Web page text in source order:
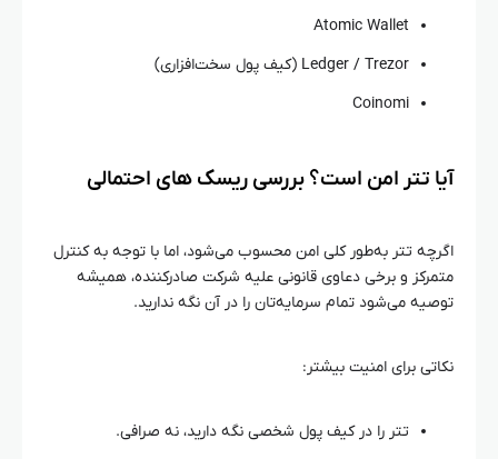
Atomic Wallet
Ledger / Trezor (کیف پول سخت‌افزاری)
Coinomi
آیا تتر امن است؟ بررسی ریسک‌ های احتمالی
اگرچه تتر به‌طور کلی امن محسوب می‌شود، اما با توجه به کنترل
متمرکز و برخی دعاوی قانونی علیه شرکت صادرکننده، همیشه
توصیه می‌شود تمام سرمایه‌تان را در آن نگه ندارید.
نکاتی برای امنیت بیشتر:
تتر را در کیف پول شخصی نگه دارید، نه صرافی.